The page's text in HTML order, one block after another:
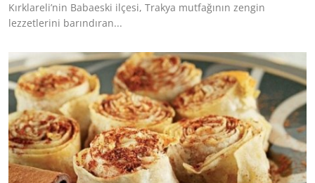
Kırklareli’nin Babaeski ilçesi, Trakya mutfağının zengin
lezzetlerini barındıran...